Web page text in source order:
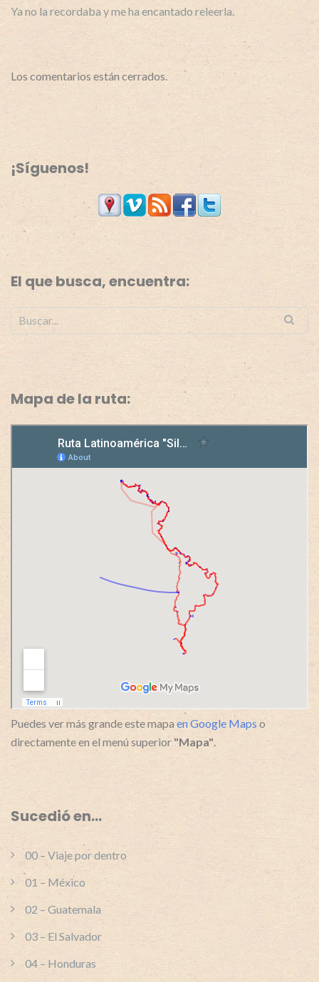
Ya no la recordaba y me ha encantado releerla.
Los comentarios están cerrados.
¡Síguenos!
El que busca, encuentra:
Mapa de la ruta:
Puedes ver más grande este mapa en Google Maps o
directamente en el menú superior "Mapa".
Sucedió en…
00 – Viaje por dentro
01 – México
02 – Guatemala
03 – El Salvador
04 – Honduras